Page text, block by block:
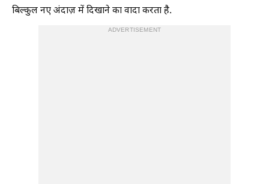
बिल्कुल नए अंदाज़ में दिखाने का वादा करता है.
ADVERTISEMENT